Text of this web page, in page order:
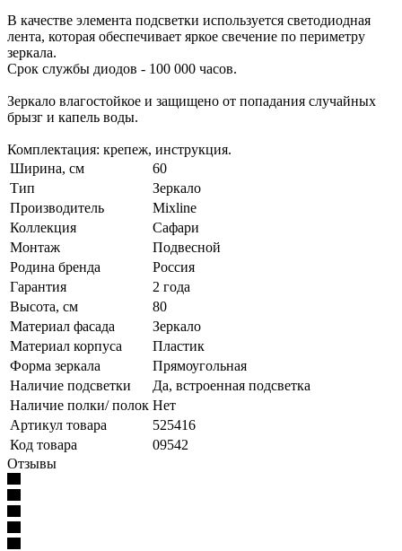
В качестве элемента подсветки используется светодиодная
лента, которая обеспечивает яркое свечение по периметру
зеркала.
Срок службы диодов - 100 000 часов.
Зеркало влагостойкое и защищено от попадания случайных
брызг и капель воды.
Комплектация: крепеж, инструкция.
Ширина, см
60
Тип
Зеркало
Производитель
Mixline
Коллекция
Сафари
Монтаж
Подвесной
Родина бренда
Россия
Гарантия
2 года
Высота, см
80
Материал фасада
Зеркало
Материал корпуса
Пластик
Форма зеркала
Прямоугольная
Наличие подсветки
Да, встроенная подсветка
Наличие полки/ полок Нет
Артикул товара
525416
Код товара
09542
Отзывы